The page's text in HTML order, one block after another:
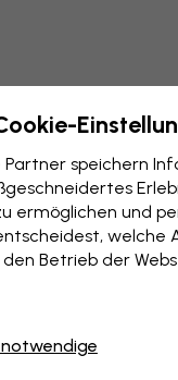
Partner speichern
ermöglichen und
welche
Betrieb der